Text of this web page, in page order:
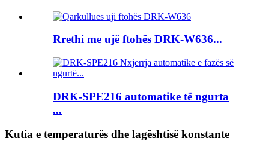
Rrethi me ujë ftohës DRK-W636...
DRK-SPE216 automatike të ngurta
...
Kutia e temperaturës dhe lagështisë konstante